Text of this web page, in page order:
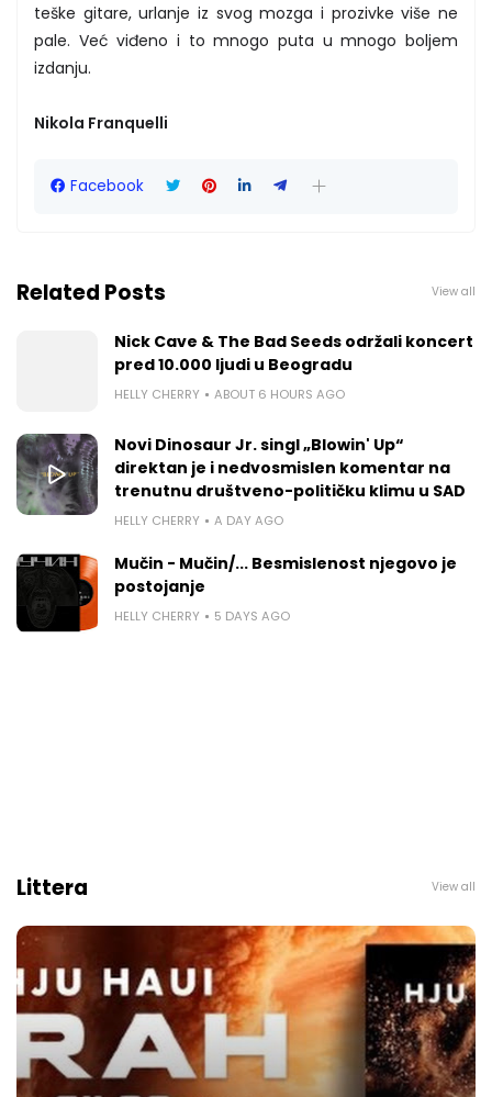
teške gitare, urlanje iz svog mozga i prozivke više ne
pale. Već viđeno i to mnogo puta u mnogo boljem
izdanju.
Nikola Franquelli
Facebook
Related Posts View all
Nick Cave & The Bad Seeds održali koncert
pred 10.000 ljudi u Beogradu
HELLY CHERRY ABOUT 6 HOURS AGO
Novi Dinosaur Jr. singl „Blowin' Up“
direktan je i nedvosmislen komentar na
trenutnu društveno-političku klimu u SAD
HELLY CHERRY A DAY AGO
Mučin - Mučin/... Besmislenost njegovo je
postojanje
HELLY CHERRY 5 DAYS AGO
Littera View all